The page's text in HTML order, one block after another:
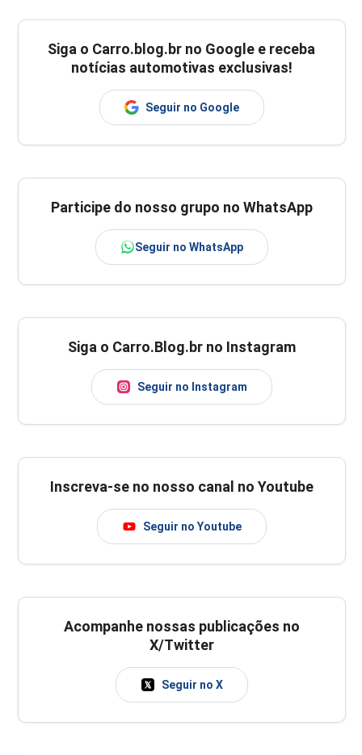
Siga o Carro.blog.br no Google e receba
notícias automotivas exclusivas!
Seguir no Google
Participe do nosso grupo no WhatsApp
Seguir no WhatsApp
Siga o Carro.Blog.br no Instagram
Seguir no Instagram
Inscreva-se no nosso canal no Youtube
Seguir no Youtube
Acompanhe nossas publicações no
X/Twitter
Seguir no X